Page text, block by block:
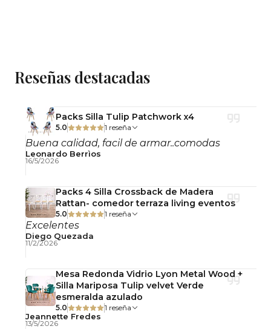
Uso interior.
Fotografías referenciales.
Reseñas destacadas
Packs Silla Tulip Patchwork x4
5.0 1 reseña
Buena calidad, facil de armar..comodas
Leonardo Berrìos
16/5/2026
Packs 4 Silla Crossback de Madera
Rattan- comedor terraza living eventos
5.0 1 reseña
Excelentes
Diego Quezada
11/2/2026
Mesa Redonda Vidrio Lyon Metal Wood +
Silla Mariposa Tulip velvet Verde
esmeralda azulado
5.0 1 reseña
Jeannette Fredes
13/5/2026